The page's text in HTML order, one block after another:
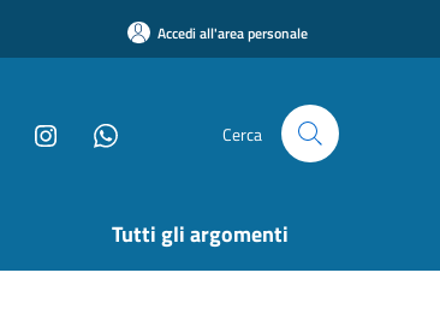
Accedi all'area personale
Cerca
Tutti gli argomenti